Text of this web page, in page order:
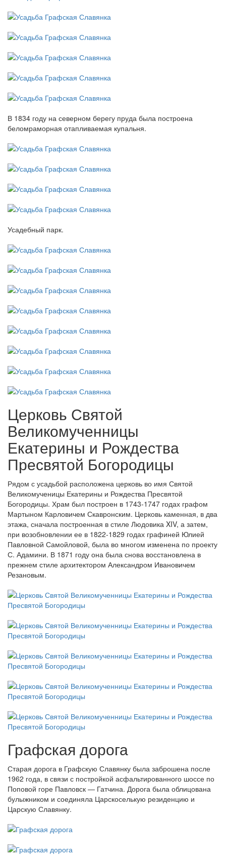
В 1834 году на северном берегу пруда была построена
беломраморная отапливаемая купальня.
Усадебный парк.
Церковь Святой
Великомученницы
Екатерины и Рождества
Пресвятой Богородицы
Рядом с усадьбой расположена церковь во имя Святой
Великомученицы Екатерины и Рождества Пресвятой
Богородицы. Храм был построен в 1743-1747 годах графом
Мартыном Карловичем Скавронским. Церковь каменная, в два
этажа, сначала построенная в стиле Людовика XIV, а затем,
при возобновлении ее в 1822-1829 годах графиней Юлией
Павловной Самойловой, была во многом изменена по проекту
С. Адамини. В 1871 году она была снова восстановлена в
прежнем стиле архитектором Александром Ивановичем
Резановым.
Графская дорога
Старая дорога в Графскую Славянку была заброшена после
1962 года, в связи с постройкой асфальтированного шоссе по
Поповой горе Павловск — Гатчина. Дорога была облицована
булыжником и соединяла Царскоселькую резиденцию и
Царскую Славянку.